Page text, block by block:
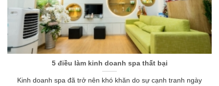
5 điều làm kinh doanh spa thất bại
Kinh doanh spa đã trở nên khó khăn do sự cạnh tranh ngày